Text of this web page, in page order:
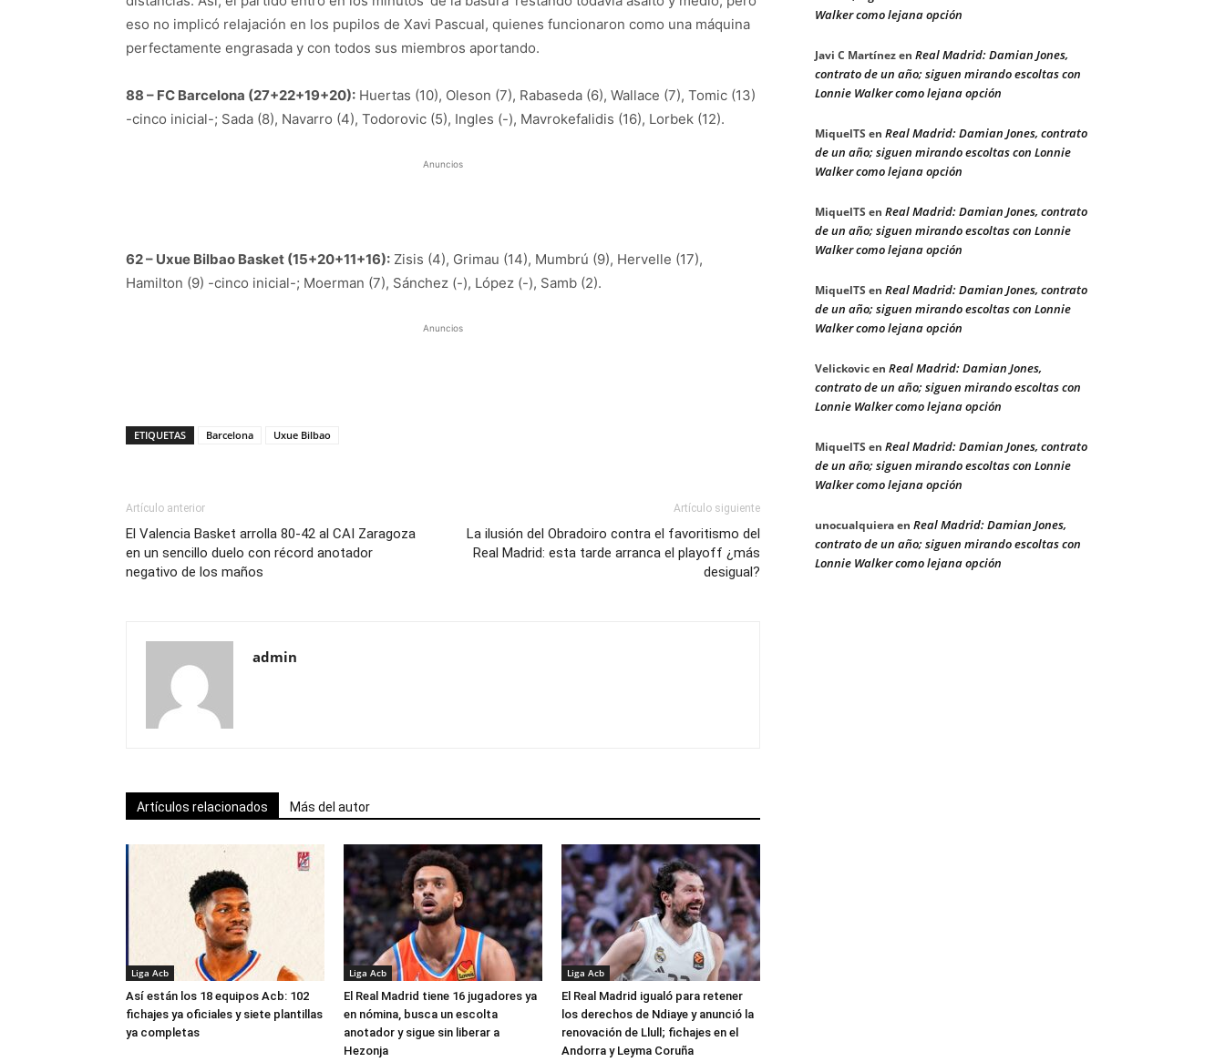
eso no implicó relajación en los pupilos de Xavi Pascual, quienes funcionaron como una máquina
perfectamente engrasada y con todos sus miembros aportando.
88 – FC Barcelona (27+22+19+20): Huertas (10), Oleson (7), Rabaseda (6), Wallace (7), Tomic (13)
-cinco inicial-; Sada (8), Navarro (4), Todorovic (5), Ingles (-), Mavrokefalidis (16), Lorbek (12).
Anuncios
62 – Uxue Bilbao Basket (15+20+11+16): Zisis (4), Grimau (14), Mumbrú (9), Hervelle (17),
Hamilton (9) -cinco inicial-; Moerman (7), Sánchez (-), López (-), Samb (2).
Anuncios
ETIQUETAS Barcelona Uxue Bilbao
Artículo anterior
El Valencia Basket arrolla 80-42 al CAI Zaragoza
en un sencillo duelo con récord anotador
negativo de los maños
Artículo siguiente
La ilusión del Obradoiro contra el favoritismo del
Real Madrid: esta tarde arranca el playoff ¿más
desigual?
admin
Artículos relacionados Más del autor
Liga Acb
Así están los 18 equipos Acb: 102
fichajes ya oficiales y siete plantillas
ya completas
Liga Acb
El Real Madrid tiene 16 jugadores ya
en nómina, busca un escolta
anotador y sigue sin liberar a
Hezonja
Liga Acb
El Real Madrid igualó para retener
los derechos de Ndiaye y anunció la
renovación de Llull; fichajes en el
Andorra y Leyma Coruña
Walker como lejana opción
Javi C Martínezen Real Madrid: Damian Jones,
contrato de un año; siguen mirando escoltas con
Lonnie Walker como lejana opción
MiquelTS en Real Madrid: Damian Jones, contrato
de un año; siguen mirando escoltas con Lonnie
Walker como lejana opción
MiquelTS en Real Madrid: Damian Jones, contrato
de un año; siguen mirando escoltas con Lonnie
Walker como lejana opción
MiquelTS en Real Madrid: Damian Jones, contrato
de un año; siguen mirando escoltas con Lonnie
Walker como lejana opción
Velickovicen Real Madrid: Damian Jones,
contrato de un año; siguen mirando escoltas con
Lonnie Walker como lejana opción
MiquelTS en Real Madrid: Damian Jones, contrato
de un año; siguen mirando escoltas con Lonnie
Walker como lejana opción
unocualquieraen Real Madrid: Damian Jones,
contrato de un año; siguen mirando escoltas con
Lonnie Walker como lejana opción